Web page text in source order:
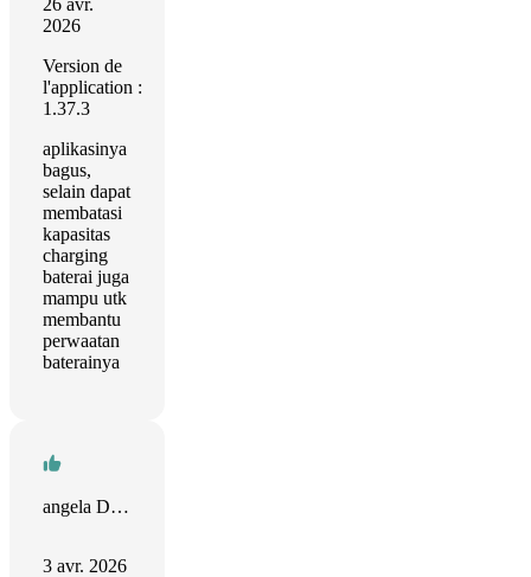
26 avr.
2026
Version de
l'application :
1.37.3
aplikasinya
bagus,
selain dapat
membatasi
kapasitas
charging
baterai juga
mampu utk
membantu
perwaatan
baterainya
angela D Williams
3 avr. 2026